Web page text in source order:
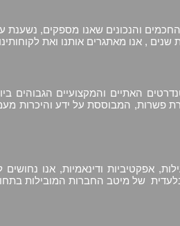
והנכונים שאנו מספקים, נשענת
, אנו מאתגרים אותנו ואת
לסטנדרטים האתיים והמקצועיים
פשרות, המבוססת על ידע והיכרות
אפקטיביות ודינאמיות, אנו
של מיטב החברות המובילות